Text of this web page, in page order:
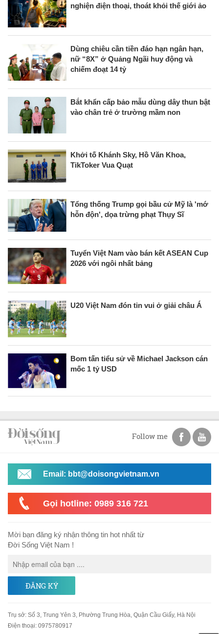
nghiện điện thoại, thoát khỏi thế giới ảo
Dùng chiêu cần tiền đáo hạn ngân hạn,
nữ “8X” ở Quảng Ngãi huy động và
chiếm đoạt 14 tỷ
Bắt khẩn cấp bảo mẫu dùng dây thun bật
vào chân trẻ ở trường mầm non
Khởi tố Khánh Sky, Hồ Văn Khoa,
TikToker Vua Quạt
Tổng thống Trump gọi bầu cử Mỹ là 'mớ
hỗn độn', dọa trừng phạt Thụy Sĩ
Tuyển Việt Nam vào bán kết ASEAN Cup
2026 với ngôi nhất bảng
U20 Việt Nam đón tin vui ở giải châu Á
Bom tấn tiểu sử về Michael Jackson cán
mốc 1 tỷ USD
Follow me
Email: bbt@doisongvietnam.vn
Gọi hotline: 0989 316 721
Mời bạn đăng ký nhận thông tin hot nhất từ
Đời Sống Việt Nam !
ĐĂNG KÝ
Trụ sở: Số 3, Trung Yên 3, Phường Trung Hòa, Quận Cầu Giấy, Hà Nội
Điện thoại: 0975780917